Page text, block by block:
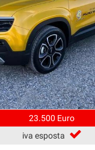
23.500 Euro
iva esposta